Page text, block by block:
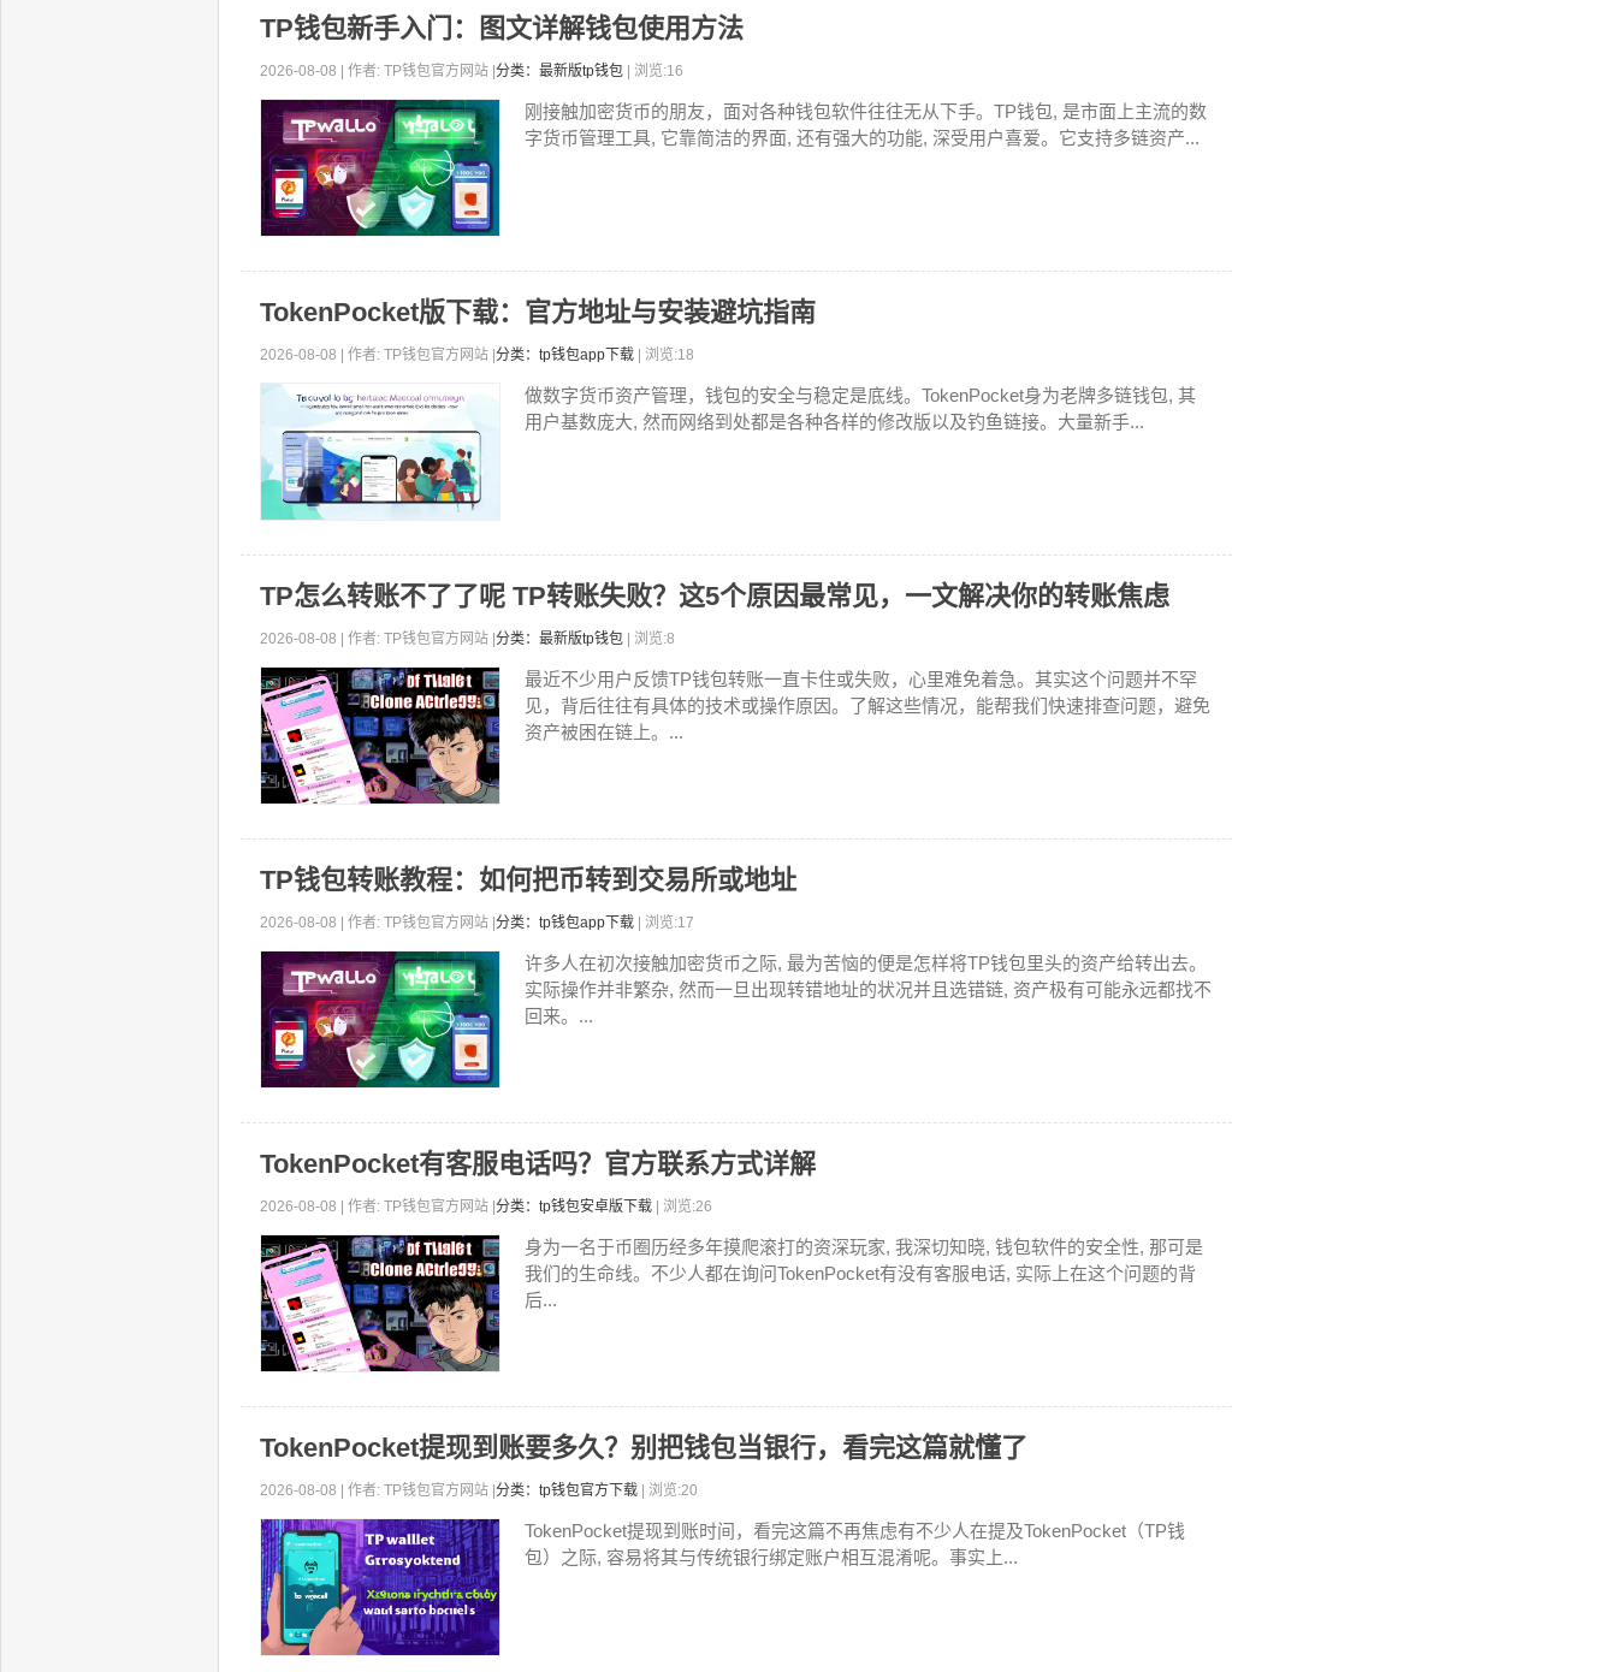
TP钱包新手入门：图文详解钱包使用方法
2026-08-08 | 作者: TP钱包官方网站 | 分类：最新版tp钱包 | 浏览:16
刚接触加密货币的朋友，面对各种钱包软件往往无从下手。TP钱包, 是市面上主流的数
字货币管理工具, 它靠简洁的界面, 还有强大的功能, 深受用户喜爱。它支持多链资产...
TokenPocket版下载：官方地址与安装避坑指南
2026-08-08 | 作者: TP钱包官方网站 | 分类：tp钱包app下载 | 浏览:18
做数字货币资产管理，钱包的安全与稳定是底线。TokenPocket身为老牌多链钱包, 其
用户基数庞大, 然而网络到处都是各种各样的修改版以及钓鱼链接。大量新手...
TP怎么转账不了了呢 TP转账失败？这5个原因最常见，一文解决你的转账焦虑
2026-08-08 | 作者: TP钱包官方网站 | 分类：最新版tp钱包 | 浏览:8
最近不少用户反馈TP钱包转账一直卡住或失败，心里难免着急。其实这个问题并不罕
见，背后往往有具体的技术或操作原因。了解这些情况，能帮我们快速排查问题，避免
资产被困在链上。...
TP钱包转账教程：如何把币转到交易所或地址
2026-08-08 | 作者: TP钱包官方网站 | 分类：tp钱包app下载 | 浏览:17
许多人在初次接触加密货币之际, 最为苦恼的便是怎样将TP钱包里头的资产给转出去。
实际操作并非繁杂, 然而一旦出现转错地址的状况并且选错链, 资产极有可能永远都找不
回来。...
TokenPocket有客服电话吗？官方联系方式详解
2026-08-08 | 作者: TP钱包官方网站 | 分类：tp钱包安卓版下载 | 浏览:26
身为一名于币圈历经多年摸爬滚打的资深玩家, 我深切知晓, 钱包软件的安全性, 那可是
我们的生命线。不少人都在询问TokenPocket有没有客服电话, 实际上在这个问题的背
后...
TokenPocket提现到账要多久？别把钱包当银行，看完这篇就懂了
2026-08-08 | 作者: TP钱包官方网站 | 分类：tp钱包官方下载 | 浏览:20
TokenPocket提现到账时间，看完这篇不再焦虑有不少人在提及TokenPocket（TP钱
包）之际, 容易将其与传统银行绑定账户相互混淆呢。事实上...